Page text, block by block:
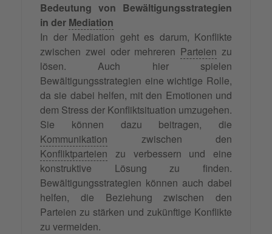
Bedeutung von Bewältigungsstrategien
in der Mediation
In der Mediation geht es darum, Konflikte
zwischen zwei oder mehreren Parteien zu
lösen. Auch hier spielen
Bewältigungsstrategien eine wichtige Rolle,
da sie dabei helfen, mit den Emotionen und
dem Stress der Konfliktsituation umzugehen.
Sie können dazu beitragen, die
Kommunikation zwischen den
Konfliktparteien zu verbessern und eine
konstruktive Lösung zu finden.
Bewältigungsstrategien können auch dabei
helfen, die Beziehung zwischen den
Parteien zu stärken und zukünftige Konflikte
zu vermeiden.